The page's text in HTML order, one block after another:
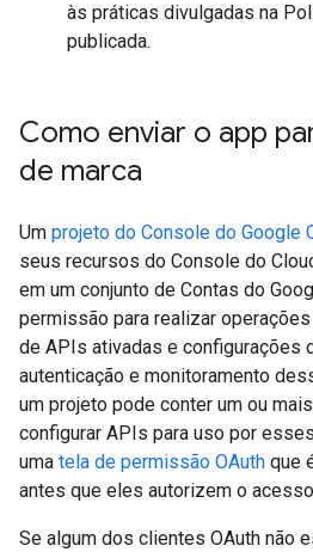
às práticas divulgadas na
publicada.
Como enviar o app
de marca
Um projeto do Console do Google
seus recursos do Console do
em um conjunto de Contas do
permissão para realizar
de APIs ativadas e configurações
autenticação e monitoramento
um projeto pode conter um ou
configurar APIs para uso por
uma tela de permissão OAuth que
antes que eles autorizem o
Se algum dos clientes OAuth não